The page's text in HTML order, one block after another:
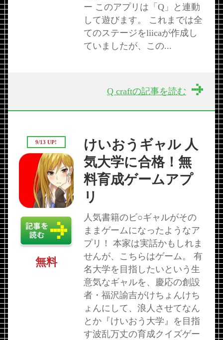
ー このアプリは「Q」と連動
して遊びます。 これまでは全
てのステージをliicaが作成し
ていましたが、この...
Q craftの記事を読む
けいおうギャル 人
気大学に合格！無
料育成ゲームアプ
リ
人気書籍のビ○ギャルがその
ままゲームになったようなア
プリ！ 本家は実話かもしれま
せんが、こちらはゲーム。 有
名大学を目指したいという生
意気なギャルを、慶応の創設
者・福沢諭吉がけちょんけち
ょんにして、浪人させてなん
とか『けいおう大学』を目指
す波乱万丈の育成クイズゲー
9/13 UP!
無料